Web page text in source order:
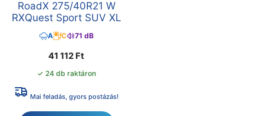
RoadX 275/40R21 W
RXQuest Sport SUV XL
A C 71 dB
41 112 Ft
✓ 24 db raktáron
Mai feladás, gyors postázás!